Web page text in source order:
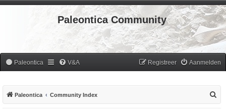
Paleontica Community
Paleontica V&A Aanmelden
Registreer
Paleontica Community Index